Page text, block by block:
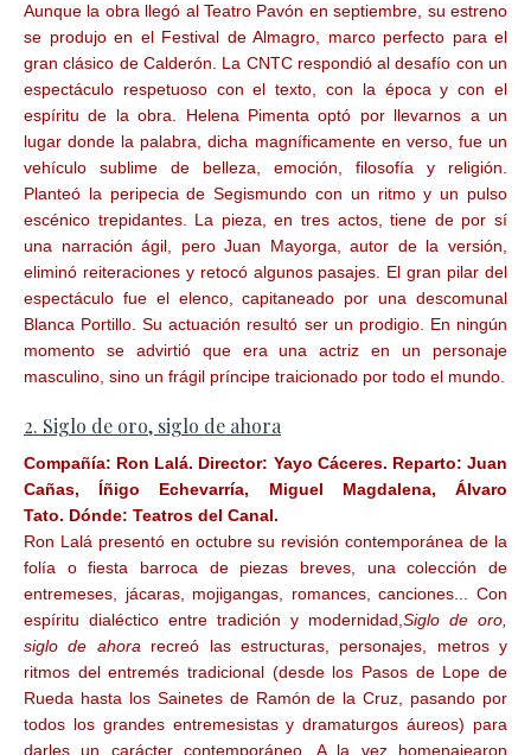
Aunque la obra llegó al Teatro Pavón en septiembre, su estreno
se produjo en el Festival de Almagro, marco perfecto para el
gran clásico de Calderón. La CNTC respondió al desafío con un
espectáculo respetuoso con el texto, con la época y con el
espíritu de la obra. Helena Pimenta optó por llevarnos a un
lugar donde la palabra, dicha magníficamente en verso, fue un
vehículo sublime de belleza, emoción, filosofía y religión.
Planteó la peripecia de Segismundo con un ritmo y un pulso
escénico trepidantes. La pieza, en tres actos, tiene de por sí
una narración ágil, pero Juan Mayorga, autor de la versión,
eliminó reiteraciones y retocó algunos pasajes. El gran pilar del
espectáculo fue el elenco, capitaneado por una descomunal
Blanca Portillo. Su actuación resultó ser un prodigio. En ningún
momento se advirtió que era una actriz en un personaje
masculino, sino un frágil príncipe traicionado por todo el mundo.
2. Siglo de oro, siglo de ahora
Compañía: Ron Lalá. Director: Yayo Cáceres. Reparto: Juan
Cañas, Íñigo Echevarría, Miguel Magdalena, Álvaro
Tato. Dónde: Teatros del Canal.
Ron Lalá presentó en octubre su revisión contemporánea de la
folía o fiesta barroca de piezas breves, una colección de
entremeses, jácaras, mojigangas, romances, canciones... Con
espíritu dialéctico entre tradición y modernidad, Siglo de oro,
siglo de ahora recreó las estructuras, personajes, metros y
ritmos del entremés tradicional (desde los Pasos de Lope de
Rueda hasta los Sainetes de Ramón de la Cruz, pasando por
todos los grandes entremesistas y dramaturgos áureos) para
darles un carácter contemporáneo. A la vez homenajearon